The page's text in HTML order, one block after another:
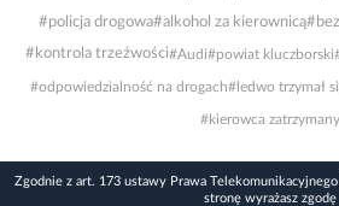
#policja drogowa#alkohol za kierownicą
#kontrola trzeźwości#Audi#powiat kluczborski
#odpowiedzialność na drogach#ledwo trzymał
#kierowca zatrzymany
Zgodnie z art. 173 ustawy Prawa
stronę wyrażasz zgodę